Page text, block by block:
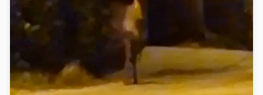
Pokretanje videa...